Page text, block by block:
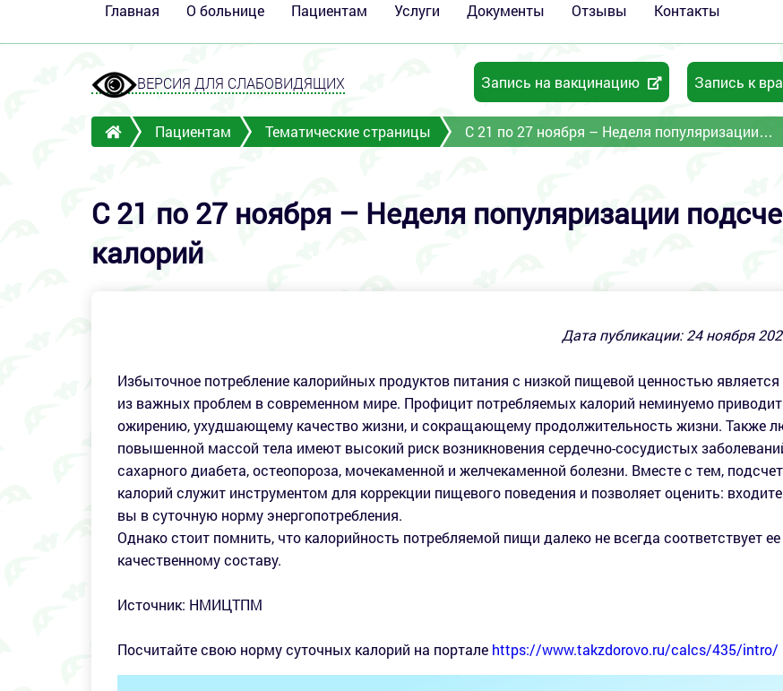
Главная О больнице Пациентам Услуги Документы Отзывы Контакты
ВЕРСИЯ ДЛЯ СЛАБОВИДЯЩИХ Запись к
Запись на вакцинацию
Пациентам Тематические страницы C 21 по 27 ноября – Неделя популяризации…
C 21 по 27 ноября – Неделя популяризации
калорий
Дата публикации:24ноября
Избыточное потребление калорийных продуктов питания с низкой пищевой ценностью
из важных проблем в современном мире. Профицит потребляемых калорий неминуемо
ожирению, ухудшающему качество жизни, и сокращающему продолжительность жизни. Также
повышенной массой тела имеют высокий риск возникновения сердечно-сосудистых
сахарного диабета, остеопороза, мочекаменной и желчекаменной болезни. Вместе с тем, подсчет
калорий служит инструментом для коррекции пищевого поведения и позволяет оценить:
вы в суточную норму энергопотребления.
Однако стоит помнить, что калорийность потребляемой пищи далеко не всегда соответствует ее
качественному составу.
Источник: НМИЦТПМ
Посчитайте свою норму суточных калорий на портале https://www.takzdorovo.ru/calcs/435/intro/